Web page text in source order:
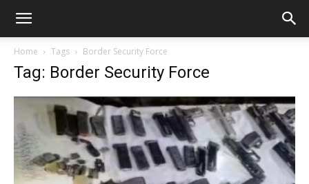
Home Tags Border Security Force
Tag: Border Security Force